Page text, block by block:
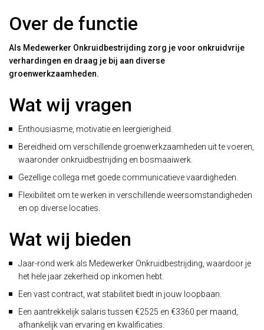
Over de functie
Als Medewerker Onkruidbestrijding zorg je voor onkruidvrije
verhardingen en draag je bij aan diverse
groenwerkzaamheden.
Wat wij vragen
Enthousiasme, motivatie en leergierigheid.
Bereidheid om verschillende groenwerkzaamheden uit te voeren,
waaronder onkruidbestrijding en bosmaaiwerk.
Gezellige collega met goede communicatieve vaardigheden.
Flexibiliteit om te werken in verschillende weersomstandigheden
en op diverse locaties.
Wat wij bieden
Jaar-rond werk als Medewerker Onkruidbestrijding, waardoor je
het hele jaar zekerheid op inkomen hebt.
Een vast contract, wat stabiliteit biedt in jouw loopbaan.
Een aantrekkelijk salaris tussen €2525 en €3360 per maand,
afhankelijk van ervaring en kwalificaties.